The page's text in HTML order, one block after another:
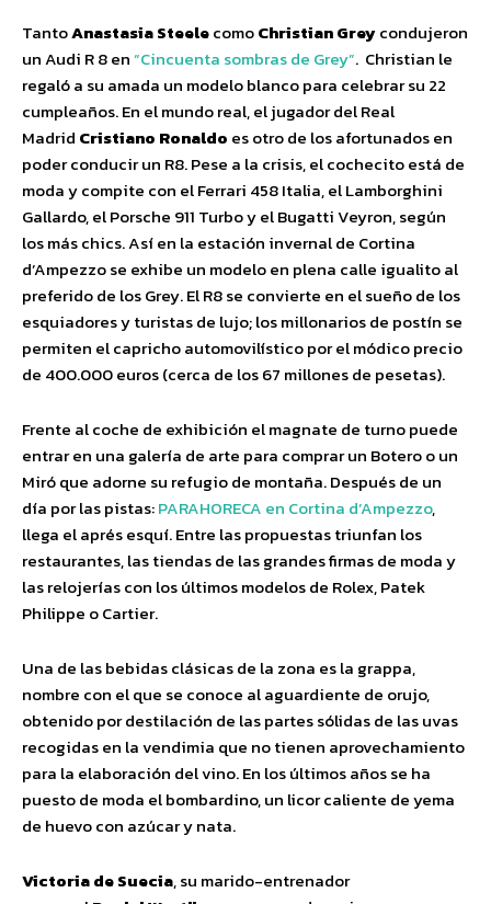
TantoAnastasia SteelecomoChristian Greycondujeron
un Audi R 8 en“Cincuenta sombras de Grey”. Christian le
regaló a su amada un modelo blanco para celebrar su 22
cumpleaños. En el mundo real, el jugador del Real
Madrid Cristiano Ronaldo es otro de los afortunados en
poder conducir un R8. Pese a la crisis, el cochecito está de
moda y compite con el Ferrari 458 Italia, el Lamborghini
Gallardo, el Porsche 911 Turbo y el Bugatti Veyron, según
los más chics. Así en la estación invernal de Cortina
d’Ampezzo se exhibe un modelo en plena calle igualito al
preferido de los Grey. El R8 se convierte en el sueño de los
esquiadores y turistas de lujo; los millonarios de postín se
permiten el capricho automovilístico por el módico precio
de 400.000 euros (cerca de los 67 millones de pesetas).
Frente al coche de exhibición el magnate de turno puede
entrar en una galería de arte para comprar un Botero o un
Miró que adorne su refugio de montaña. Después de un
día por las pistas:PARAHORECA en Cortina d’Ampezzo,
llega el aprés esquí. Entre las propuestas triunfan los
restaurantes, las tiendas de las grandes firmas de moda y
las relojerías con los últimos modelos de Rolex, Patek
Philippe o Cartier.
Una de las bebidas clásicas de la zona es la grappa,
nombre con el que se conoce al aguardiente de orujo,
obtenido por destilación de las partes sólidas de las uvas
recogidas en la vendimia que no tienen aprovechamiento
para la elaboración del vino. En los últimos años se ha
puesto de moda el bombardino, un licor caliente de yema
de huevo con azúcar y nata.
Victoria de Suecia, su marido-entrenador